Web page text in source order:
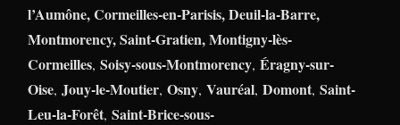
l’Aumône, Cormeilles-en-Parisis, Deuil-la-Barre,
Montmorency, Saint-Gratien, Montigny-lès-
Cormeilles, Soisy-sous-Montmorency, Éragny-sur-
Oise, Jouy-le-Moutier, Osny, Vauréal, Domont, Saint-
Leu-la-Forêt, Saint-Brice-sous-